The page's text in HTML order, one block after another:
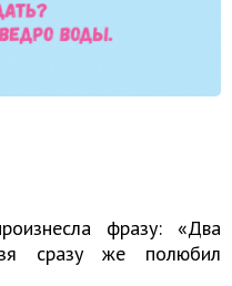
фразу: «Два
сразу же полюбил